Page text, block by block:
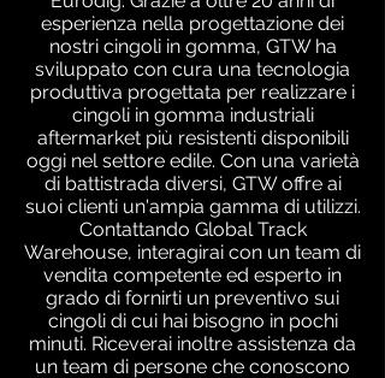
esperienza nella progettazione dei
nostri cingoli in gomma, GTW ha
sviluppato con cura una tecnologia
produttiva progettata per realizzare i
cingoli in gomma industriali
aftermarket più resistenti disponibili
oggi nel settore edile. Con una varietà
di battistrada diversi, GTW offre ai
suoi clienti un'ampia gamma di utilizzi.
Contattando Global Track
Warehouse, interagirai con un team di
vendita competente ed esperto in
grado di fornirti un preventivo sui
cingoli di cui hai bisogno in pochi
minuti. Riceverai inoltre assistenza da
un team di persone che conoscono